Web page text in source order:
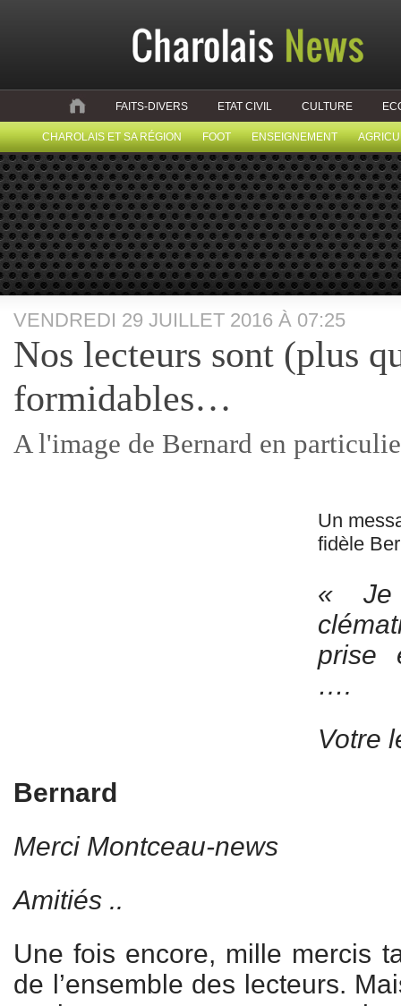
FAITS-DIVERS ETAT CIVIL CULTURE
CHAROLAIS ET SA RÉGION FOOT ENSEIGNEMENT
VENDREDI 29 JUILLET 2016 À 07:25
Nos lecteurs sont (plus
formidables…
A l'image de Bernard en
Un
fidèle
« Je
prise
….
Votre
Bernard
Merci Montceau-news
Amitiés ..
Une fois encore, mille mercis
de l’ensemble des lecteurs.